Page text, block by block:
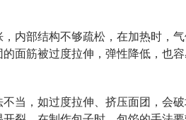
内部结构不够疏松，在加热时，
面筋被过度拉伸，弹性降低，也
当，如过度拉伸、挤压面团，会